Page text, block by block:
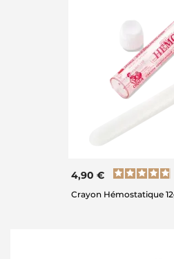
4,90 €
Crayon Hémostatique